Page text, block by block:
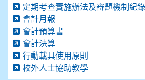
定期考查實施辦法及審題機制紀
會計月報
會計預算書
會計決算
行動載具使用原則
校外人士協助教學